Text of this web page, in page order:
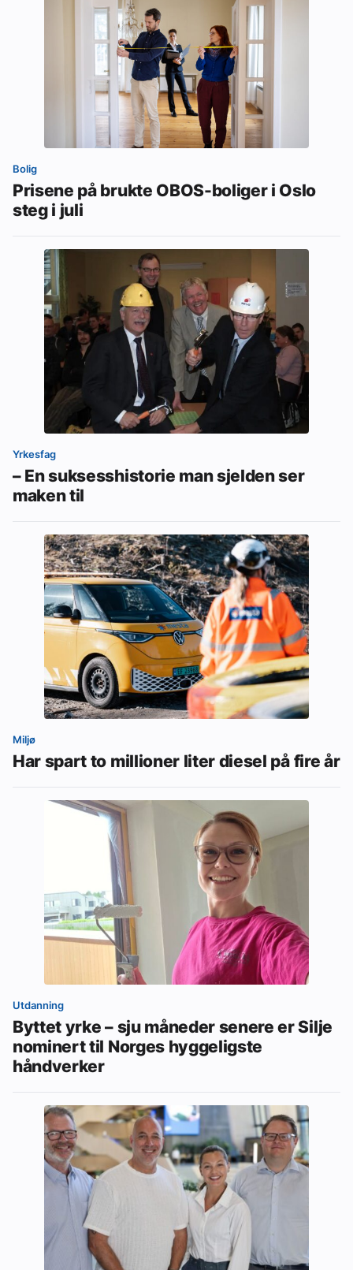
Bolig
Prisene på brukte OBOS-boliger i Oslo
steg i juli
Yrkesfag
– En suksesshistorie man sjelden ser
maken til
Miljø
Har spart to millioner liter diesel på fire år
Utdanning
Byttet yrke – sju måneder senere er Silje
nominert til Norges hyggeligste
håndverker